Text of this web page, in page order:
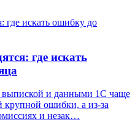
где искать
выпиской и данными 1С чаще
крупной ошибки, а из-за
и незак…